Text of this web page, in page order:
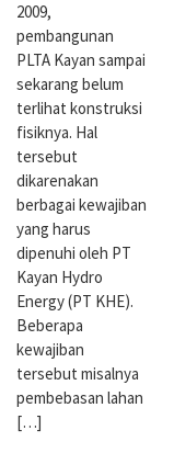
2009,
pembangunan
PLTA Kayan sampai
sekarang belum
terlihat konstruksi
fisiknya. Hal
tersebut
dikarenakan
berbagai kewajiban
yang harus
dipenuhi oleh PT
Kayan Hydro
Energy (PT KHE).
Beberapa
kewajiban
tersebut misalnya
pembebasan lahan
[…]